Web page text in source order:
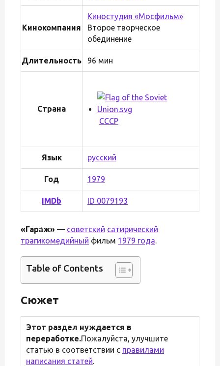
Кинокомпания
Киностудия «Мосфильм»
Второе творческое
обединение
Длительность 96 мин
Страна
СССР
Язык русский
Год 1979
IMDb ID 0079193
«Гара́ж» — советский сатирический
трагикомедийный фильм 1979 года.
Table of Contents
Сюжет
Этот раздел нуждается в
переработке.Пожалуйста, улучшите
статью в соответствии с правилами
написания статей.